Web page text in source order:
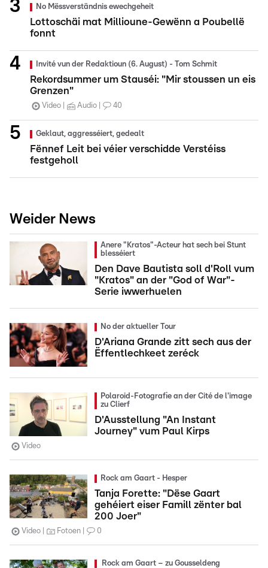
No Mëssverständnis ewechgeheit
Lottoschäi mat Millioune-Gewënn a Poubellë
fonnt
Invité vun der Redaktioun (6. August) - Tom Schmit
Rekordsummer um Stauséi: "Mir stoussen un eis
Grenzen"
Video Audio 40
Geklaut, aggresséiert, gedealt
Fënnef Leit bei véier verschidde Verstéiss
festgeholl
Weider News
Anere "Kratos"-Acteur hat sech bei Stunt
blesséiert
Den Dave Bautista soll d'Roll vum
"Kratos" an der "God of War"-
Serie iwwerhuelen
No der aktueller Tour
D'Ariana Grande zitt sech aus der
Ëffentlechkeet zeréck
Polaroid-Fotografie an der Cité de l'image
zu Clierf
D'Ausstellung "An Instant
Journey" vum Paul Kirps
Video
Rock am Gaart - Hesper
Tanja Forette: "Dëse Gaart
gehéiert eiser Famill zënter bal
200 Joer"
Video Fotoen 0
Rock am Gaart – zu Gousseldeng